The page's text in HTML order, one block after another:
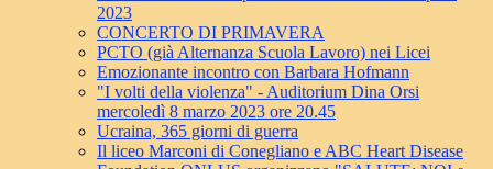
2023
CONCERTO DI PRIMAVERA
PCTO (già Alternanza Scuola Lavoro) nei Licei
Emozionante incontro con Barbara Hofmann
"I volti della violenza" - Auditorium Dina Orsi
mercoledì 8 marzo 2023 ore 20.45
Ucraina, 365 giorni di guerra
Il liceo Marconi di Conegliano e ABC Heart Disease